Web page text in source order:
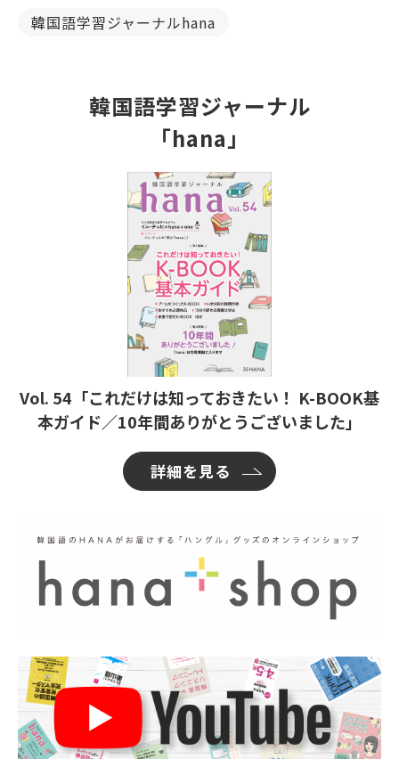
韓国語学習ジャーナルhana
韓国語学習ジャーナル
「hana」
Vol. 54「これだけは知っておきたい！ K-BOOK基
本ガイド／10年間ありがとうございました」
詳細を見る